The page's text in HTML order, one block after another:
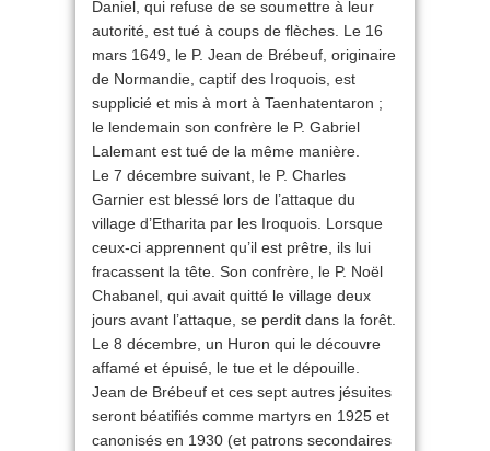
Daniel, qui refuse de se soumettre à leur
autorité, est tué à coups de flèches. Le 16
mars 1649, le P. Jean de Brébeuf, originaire
de Normandie, captif des Iroquois, est
supplicié et mis à mort à Taenhatentaron ;
le lendemain son confrère le P. Gabriel
Lalemant est tué de la même manière.
Le 7 décembre suivant, le P. Charles
Garnier est blessé lors de l’attaque du
village d’Etharita par les Iroquois. Lorsque
ceux-ci apprennent qu’il est prêtre, ils lui
fracassent la tête. Son confrère, le P. Noël
Chabanel, qui avait quitté le village deux
jours avant l’attaque, se perdit dans la forêt.
Le 8 décembre, un Huron qui le découvre
affamé et épuisé, le tue et le dépouille.
Jean de Brébeuf et ces sept autres jésuites
seront béatifiés comme martyrs en 1925 et
canonisés en 1930 (et patrons secondaires